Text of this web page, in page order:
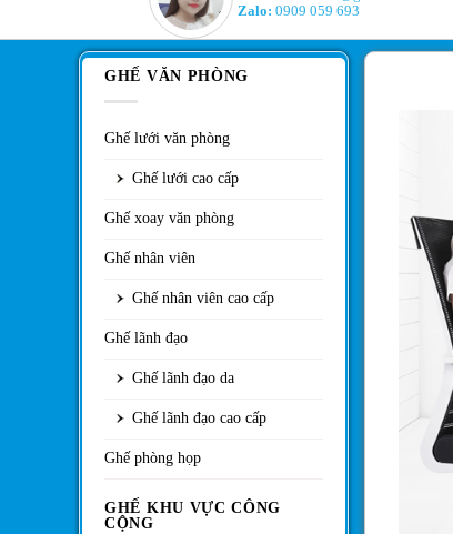
Zalo: 0909 059 693
GHẾ VĂN PHÒNG
Ghế lưới văn phòng
Ghế lưới cao cấp
Ghế xoay văn phòng
Ghế nhân viên
Ghế nhân viên cao cấp
Ghế lãnh đạo
Ghế lãnh đạo da
Ghế lãnh đạo cao cấp
Ghế phòng họp
GHẾ KHU VỰC CÔNG
CỘNG